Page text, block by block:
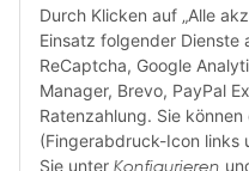
Durch Klicken auf „Alle
Einsatz folgender Dienste
ReCaptcha, Google
Manager, Brevo, PayPal
Ratenzahlung. Sie
(Fingerabdruck-Icon links
Sie unter Konfigurieren